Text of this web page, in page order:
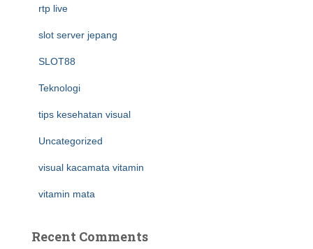
rtp live
slot server jepang
SLOT88
Teknologi
tips kesehatan visual
Uncategorized
visual kacamata vitamin
vitamin mata
Recent Comments